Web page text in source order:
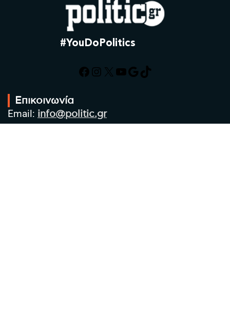
#YouDoPolitics
Facebook
Instagram
X YouTube
Google
TikTok
Επικοινωνία
Email: info@politic.gr
Τηλ: